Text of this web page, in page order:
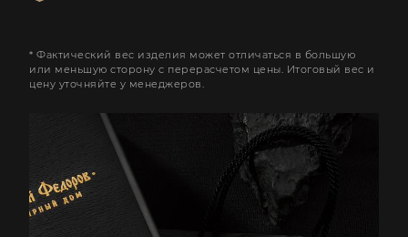
* Фактический вес изделия может отличаться в большую
или меньшую сторону с перерасчетом цены. Итоговый вес и
цену уточняйте у менеджеров.